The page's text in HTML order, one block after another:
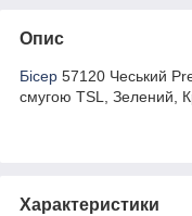
Опис
Бісер 57120 Чеський
смугою TSL, Зелений,
Характеристики